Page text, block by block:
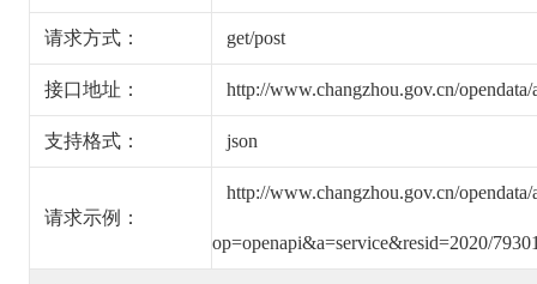
请求方式： get/post
接口地址： http://www.changzhou.gov.cn/
支持格式： json
请求示例：
http://www.changzhou.gov.cn/opendata/
op=openapi&a=service&resid=2020/